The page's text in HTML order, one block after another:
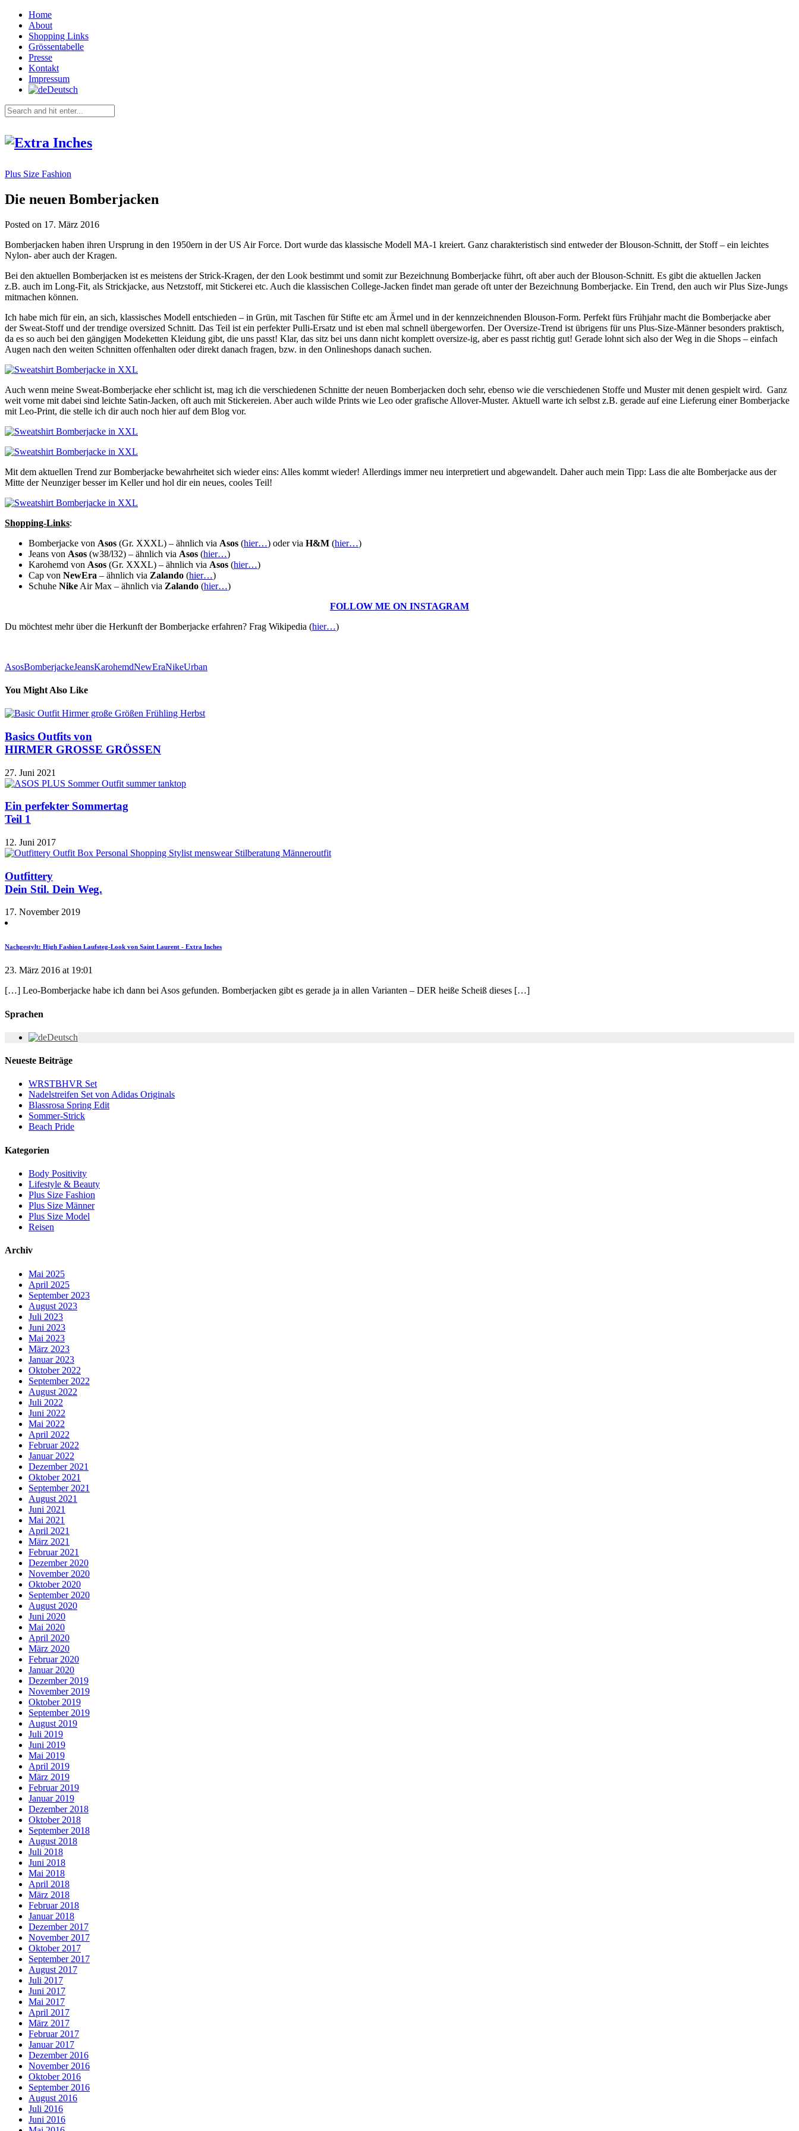
Home
About
Shopping Links
Grössentabelle
Presse
Kontakt
Impressum
Deutsch
Plus Size Fashion
Die neuen Bomberjacken
Posted on 17. März 2016
Bomberjacken haben ihren Ursprung in den 1950ern in der US Air Force. Dort wurde das klassische Modell MA-1 kreiert. Ganz charakteristisch sind entweder der Blouson-Schnitt, der Stoff – ein leichtes
Nylon- aber auch der Kragen.
Bei den aktuellen Bomberjacken ist es meistens der Strick-Kragen, der den Look bestimmt und somit zur Bezeichnung Bomberjacke führt, oft aber auch der Blouson-Schnitt. Es gibt die aktuellen Jacken
z.B. auch im Long-Fit, als Strickjacke, aus Netzstoff, mit Stickerei etc. Auch die klassischen College-Jacken findet man gerade oft unter der Bezeichnung Bomberjacke. Ein Trend, den auch wir Plus Size-Jungs
mitmachen können.
Ich habe mich für ein, an sich, klassisches Modell entschieden – in Grün, mit Taschen für Stifte etc am Ärmel und in der kennzeichnenden Blouson-Form. Perfekt fürs Frühjahr macht die Bomberjacke aber
der Sweat-Stoff und der trendige oversized Schnitt. Das Teil ist ein perfekter Pulli-Ersatz und ist eben mal schnell übergeworfen. Der Oversize-Trend ist übrigens für uns Plus-Size-Männer besonders praktisch,
da es so auch bei den gängigen Modeketten Kleidung gibt, die uns passt! Klar, das sitz bei uns dann nicht komplett oversize-ig, aber es passt richtig gut! Gerade lohnt sich also der Weg in die Shops – einfach
Augen nach den weiten Schnitten offenhalten oder direkt danach fragen, bzw. in den Onlineshops danach suchen.
Auch wenn meine Sweat-Bomberjacke eher schlicht ist, mag ich die verschiedenen Schnitte der neuen Bomberjacken doch sehr, ebenso wie die verschiedenen Stoffe und Muster mit denen gespielt wird. Ganz
weit vorne mit dabei sind leichte Satin-Jacken, oft auch mit Stickereien. Aber auch wilde Prints wie Leo oder grafische Allover-Muster. Aktuell warte ich selbst z.B. gerade auf eine Lieferung einer Bomberjacke
mit Leo-Print, die stelle ich dir auch noch hier auf dem Blog vor.
Mit dem aktuellen Trend zur Bomberjacke bewahrheitet sich wieder eins: Alles kommt wieder! Allerdings immer neu interpretiert und abgewandelt. Daher auch mein Tipp: Lass die alte Bomberjacke aus der
Mitte der Neunziger besser im Keller und hol dir ein neues, cooles Teil!
Shopping-Links:
Bomberjacke von Asos (Gr. XXXL) – ähnlich via Asos (hier…) oder via H&M (hier…)
Jeans von Asos (w38/l32) – ähnlich via Asos (hier…)
Karohemd von Asos (Gr. XXXL) – ähnlich via Asos (hier…)
Cap von NewEra – ähnlich via Zalando (hier…)
Schuhe Nike Air Max – ähnlich via Zalando (hier…)
FOLLOW ME ON INSTAGRAM
Du möchtest mehr über die Herkunft der Bomberjacke erfahren? Frag Wikipedia (hier…)
AsosBomberjackeJeansKarohemdNewEraNikeUrban
You Might Also Like
Basics Outfits von
HIRMER GROSSE GRÖSSEN
27. Juni 2021
Ein perfekter Sommertag
Teil 1
12. Juni 2017
Outfittery
Dein Stil. Dein Weg.
17. November 2019
Nachgestylt: High Fashion Laufsteg-Look von Saint Laurent - Extra Inches
23. März 2016 at 19:01
[…] Leo-Bomberjacke habe ich dann bei Asos gefunden. Bomberjacken gibt es gerade ja in allen Varianten – DER heiße Scheiß dieses […]
Sprachen
Deutsch
Neueste Beiträge
WRSTBHVR Set
Nadelstreifen Set von Adidas Originals
Blassrosa Spring Edit
Sommer-Strick
Beach Pride
Kategorien
Body Positivity
Lifestyle & Beauty
Plus Size Fashion
Plus Size Männer
Plus Size Model
Reisen
Archiv
Mai 2025
April 2025
September 2023
August 2023
Juli 2023
Juni 2023
Mai 2023
März 2023
Januar 2023
Oktober 2022
September 2022
August 2022
Juli 2022
Juni 2022
Mai 2022
April 2022
Februar 2022
Januar 2022
Dezember 2021
Oktober 2021
September 2021
August 2021
Juni 2021
Mai 2021
April 2021
März 2021
Februar 2021
Dezember 2020
November 2020
Oktober 2020
September 2020
August 2020
Juni 2020
Mai 2020
April 2020
März 2020
Februar 2020
Januar 2020
Dezember 2019
November 2019
Oktober 2019
September 2019
August 2019
Juli 2019
Juni 2019
Mai 2019
April 2019
März 2019
Februar 2019
Januar 2019
Dezember 2018
Oktober 2018
September 2018
August 2018
Juli 2018
Juni 2018
Mai 2018
April 2018
März 2018
Februar 2018
Januar 2018
Dezember 2017
November 2017
Oktober 2017
September 2017
August 2017
Juli 2017
Juni 2017
Mai 2017
April 2017
März 2017
Februar 2017
Januar 2017
Dezember 2016
November 2016
Oktober 2016
September 2016
August 2016
Juli 2016
Juni 2016